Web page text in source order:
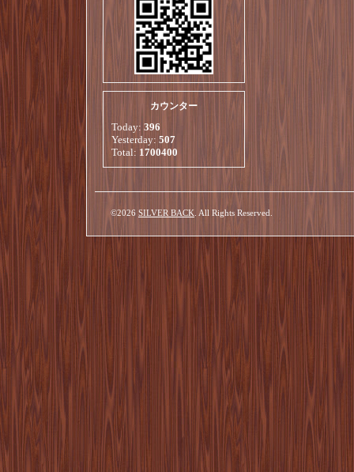
カウンター
Today: 396
Yesterday: 507
Total: 1700400
©2026 SILVER BACK . All Rights Reserved.